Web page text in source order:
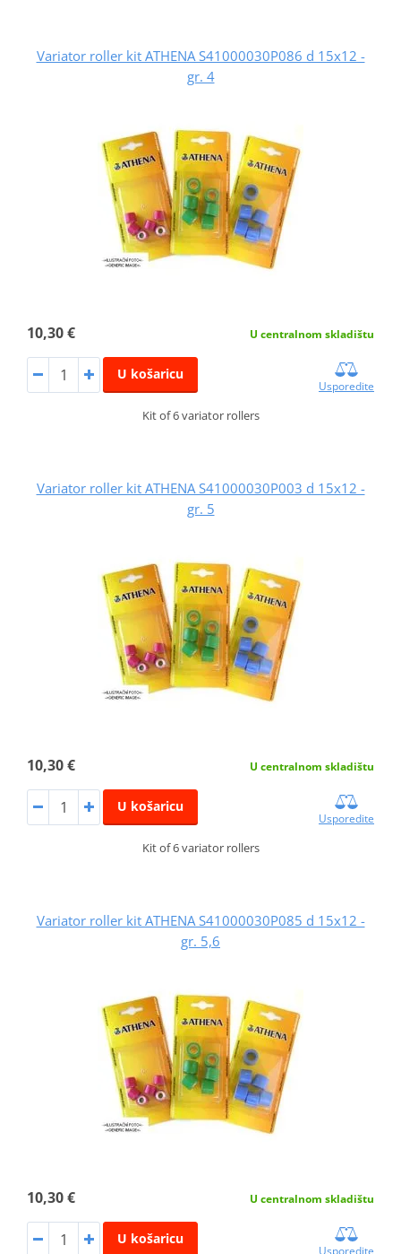
Variator roller kit ATHENA S41000030P086 d 15x12 -
gr. 4
10,30 € U centralnom skladištu
U košaricu
Usporedite
Kit of 6 variator rollers
Variator roller kit ATHENA S41000030P003 d 15x12 -
gr. 5
10,30 € U centralnom skladištu
U košaricu
Usporedite
Kit of 6 variator rollers
Variator roller kit ATHENA S41000030P085 d 15x12 -
gr. 5,6
10,30 € U centralnom skladištu
U košaricu
Usporedite